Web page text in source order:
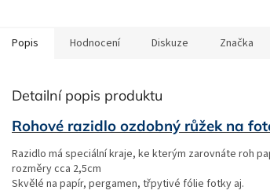
Popis Hodnocení Diskuze Značka
Detailní popis produktu
Rohové razidlo ozdobný růžek na
Razidlo má speciální kraje, ke kterým zarovnáte roh
rozměry cca 2,5cm
Skvělé na papír, pergamen, třpytivé fólie fotky aj.